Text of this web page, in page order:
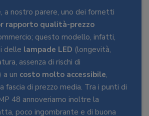
a nostro parere, uno dei fornetti
rapporto qualità-prezzo
questo modello, infatti,
delle lampade LED (longevità,
assenza di rischi di
a un costo molto accessibile,
fascia di prezzo media. Tra i punti di
48 annoveriamo inoltre la
poco ingombrante e di buona